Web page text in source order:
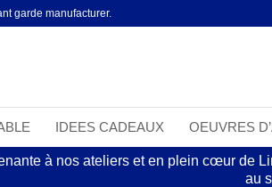
garde manufacturer.
IDEES CADEAUX OEUVRES
à nos ateliers et en plein cœur de
au